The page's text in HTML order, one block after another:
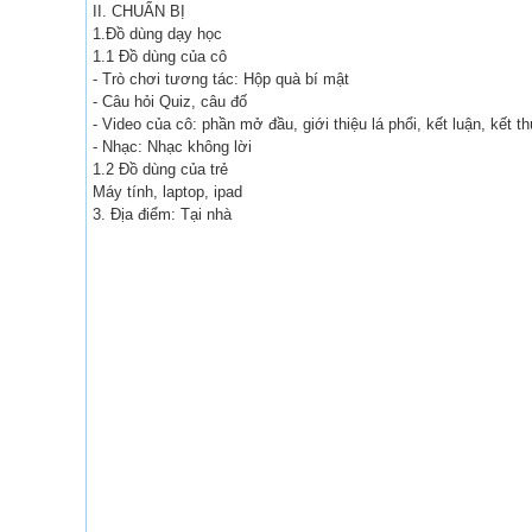
II. CHUẨN BỊ
1.Đồ dùng dạy học
1.1 Đồ dùng của cô
- Trò chơi tương tác: Hộp quà bí mật
- Câu hỏi Quiz, câu đố
- Video của cô: phần mở đầu, giới thiệu lá phổi, kết luận, kết
- Nhạc: Nhạc không lời
1.2 Đồ dùng của trẻ
Máy tính, laptop, ipad
3. Địa điểm: Tại nhà